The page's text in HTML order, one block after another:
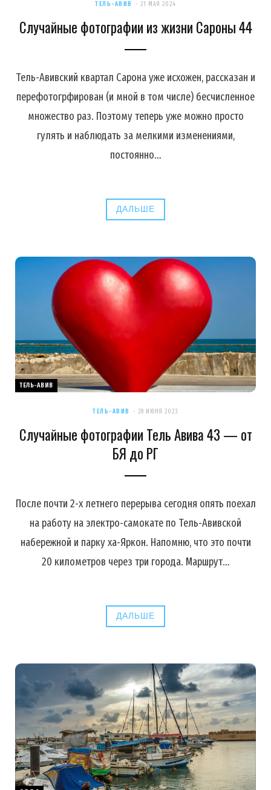
ТЕЛЬ-АВИВ 21 МАЯ 2024
Случайные фотографии из жизни Сароны 44
Тель-Авивский квартал Сарона уже исхожен, рассказан и
перефотогрфирован (и мной в том числе) бесчисленное
множество раз. Поэтому теперь уже можно просто
гулять и наблюдать за мелкими изменениями,
постоянно…
ДАЛЬШЕ
ТЕЛЬ-АВИВ
ТЕЛЬ-АВИВ 28 ИЮНЯ 2023
Случайные фотографии Тель Авива 43 — от
БЯ до РГ
После почти 2-х летнего перерыва сегодня опять поехал
на работу на электро-самокате по Тель-Авивской
набережной и парку ха-Яркон. Напомню, что это почти
20 километров через три города. Маршрут…
ДАЛЬШЕ